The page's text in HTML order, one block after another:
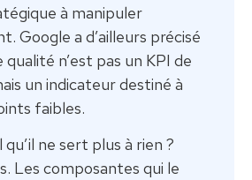
à manipuler
Google a d’ailleurs précisé
qualité n’est pas un KPI de
un indicateur destiné à
faibles.
ne sert plus à rien ?
Les composantes qui le